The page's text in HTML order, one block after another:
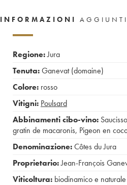
INFORMAZIONI
Regione:Jura
Tenuta:Ganevat (domaine)
Colore: rosso
Vitigni: Poulsard
Abbinamenti cibo-vino:
gratin de macaronis, Pigeon en
Denominazione:Côtes du Jura
Proprietario:Jean-François
Viticoltura: biodinamico e naturale